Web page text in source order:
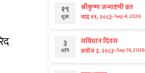
१९
शुक्र
श्रीकृष्ण जन्माष्टमी व्रत
भाद्र १९, २०८३-Sep 4, 2026
३
शनि
संविधान दिवस
असोज ३, २०८३-Sep 19, 2026